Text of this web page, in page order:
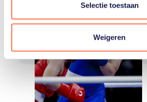
Selectie toestaan
Weigeren